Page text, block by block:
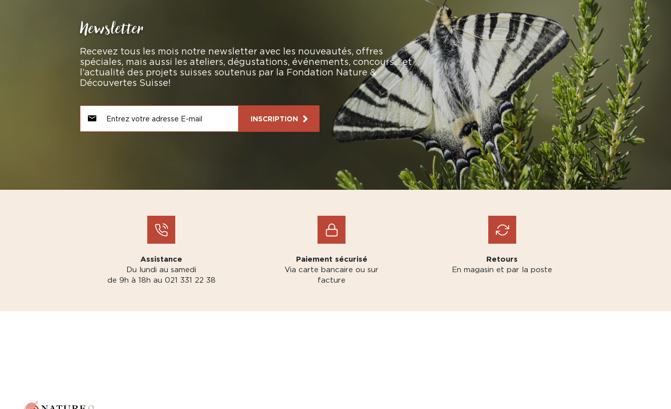
Newsletter
Recevez tous les mois notre newsletter avec les nouveautés, offres
spéciales, mais aussi les ateliers, dégustations, événements, concours… et
l’actualité des projets suisses soutenus par la Fondation Nature &
Découvertes Suisse!
INSCRIPTION
Assistance
Du lundi au samedi
de 9h à 18h au 021 331 22 38
Paiement sécurisé
Via carte bancaire ou sur
facture
Retours
En magasin et par la poste